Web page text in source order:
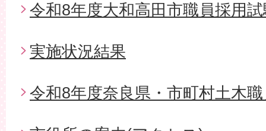
令和8年度大和高田市職員採用
実施状況結果
令和8年度奈良県・市町村土木